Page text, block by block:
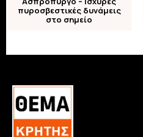
πυροσβεστικές δυνάμεις
στο σημείο